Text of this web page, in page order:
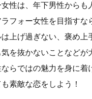
性は、年下男性からも
フォー女性を目指すな
上げ過ぎない、褒め上
を抜かないことなどが
らではの魅力を身に着
素敵な恋をしよう！